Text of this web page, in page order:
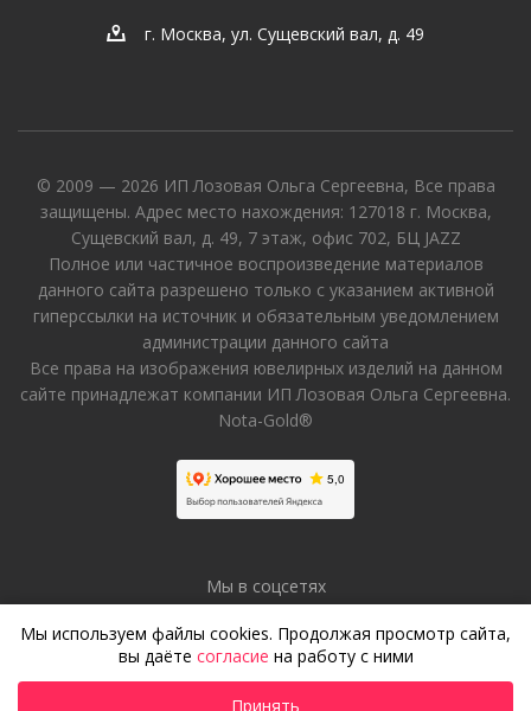
г. Москва, ул. Сущевский вал, д. 49
© 2009 — 2026 ИП Лозовая Ольга Сергеевна, Все права
защищены. Адрес место нахождения: 127018 г. Москва,
Сущевский вал, д. 49, 7 этаж, офис 702, БЦ JAZZ
Полное или частичное воспроизведение материалов
данного сайта разрешено только с указанием активной
гиперссылки на источник и обязательным уведомлением
администрации данного сайта
Все права на изображения ювелирных изделий на данном
сайте принадлежат компании ИП Лозовая Ольга Сергеевна.
Nota-Gold®
Мы в соцсетях
Мы используем файлы cookies. Продолжая просмотр сайта,
вы даёте согласие на работу с ними
Принять